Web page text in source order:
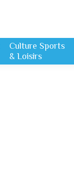
Culture Sports
& Loisirs